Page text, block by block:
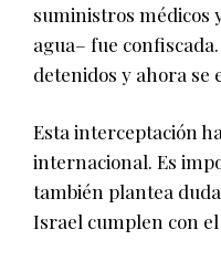
suministros médicos
agua– fue
detenidos y ahora se
Esta interceptación
internacional. Es
también plantea
Israel cumplen con